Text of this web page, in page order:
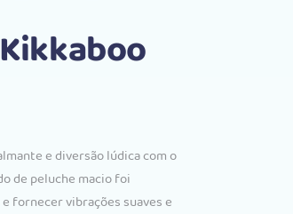
e diversão lúdica com o
de peluche macio foi
fornecer vibrações suaves e